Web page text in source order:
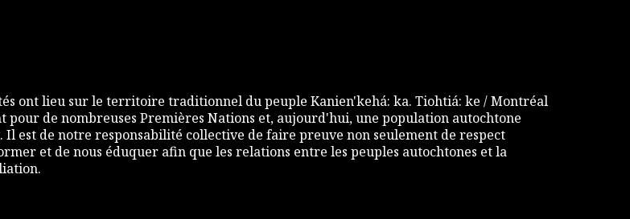
ont lieu sur le territoire traditionnel du peuple Kanien'kehá: ka. Tiohtiá: ke / Montréal
de nombreuses Premières Nations et, aujourd'hui, une population autochtone
est de notre responsabilité collective de faire preuve non seulement de respect
et de nous éduquer afin que les relations entre les peuples autochtones et la